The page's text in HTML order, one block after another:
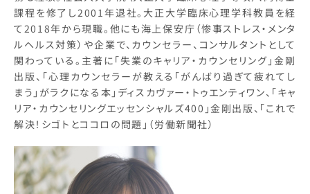
課程を修了し2001年退社。大正大学臨床心理学科教員を経
て2018年から現職。他にも海上保安庁（惨事ストレス・メンタ
ルヘルス対策）や企業で、カウンセラー、コンサルタントとして
関わっている。主著に「失業のキャリア・カウンセリング」金剛
出版、「心理カウンセラーが教える「がんばり過ぎて疲れてし
まう」がラクになる本」ディスカヴァー・トゥエンティワン、「キャ
リア・カウンセリングエッセンシャルズ400」金剛出版、「これで
解決！シゴトとココロの問題」（労働新聞社）